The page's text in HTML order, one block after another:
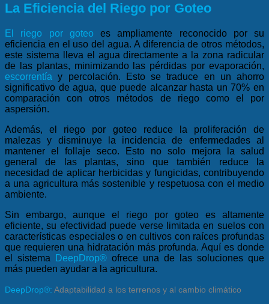
La Eficiencia del Riego por Goteo
El riego por goteo es ampliamente reconocido por su
eficiencia en el uso del agua. A diferencia de otros métodos,
este sistema lleva el agua directamente a la zona radicular
de las plantas, minimizando las pérdidas por evaporación,
escorrentía
y percolación. Esto se traduce en un ahorro
significativo de agua, que puede alcanzar hasta un 70% en
comparación con otros métodos de riego como el por
aspersión.
Además, el riego por goteo reduce la proliferación de
malezas y disminuye la incidencia de enfermedades al
mantener el follaje seco. Esto no solo mejora la salud
general de las plantas, sino que también reduce la
necesidad de aplicar herbicidas y fungicidas, contribuyendo
a una agricultura más sostenible y respetuosa con el medio
ambiente.
Sin embargo, aunque el riego por goteo es altamente
eficiente, su efectividad puede verse limitada en suelos con
características especiales o en cultivos con raíces profundas
que requieren una hidratación más profunda. Aquí es donde
el sistema
DeepDrop® ofrece una de las soluciones que
más pueden ayudar a la agricultura.
DeepDrop®: Adaptabilidad a los terrenos y al cambio climático